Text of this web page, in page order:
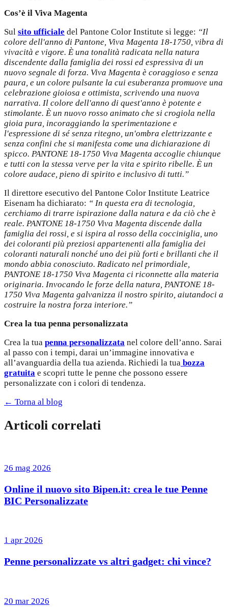
Cos’è il Viva Magenta
Sul sito ufficiale del Pantone Color Institute si legge: “Il
colore dell'anno di Pantone, Viva Magenta 18-1750, vibra di
vivacità e vigore. È una tonalità radicata nella natura
discendente dalla famiglia dei rossi ed espressiva di un
nuovo segnale di forza. Viva Magenta è coraggioso e senza
paura, e un colore pulsante la cui esuberanza promuove una
celebrazione gioiosa e ottimista, scrivendo una nuova
narrativa. Il colore dell'anno di quest'anno è potente e
stimolante. È un nuovo rosso animato che si crogiola nella
gioia pura, incoraggiando la sperimentazione e
l'espressione di sé senza ritegno, un'ombra elettrizzante e
senza confini che si manifesta come una dichiarazione di
spicco. PANTONE 18-1750 Viva Magenta accoglie chiunque
e tutti con la stessa verve per la vita e spirito ribelle. È un
colore audace, pieno di spirito e inclusivo di tutti.”
Il direttore esecutivo del Pantone Color Institute Leatrice
Eisenam ha dichiarato: “ In questa era di tecnologia,
cerchiamo di trarre ispirazione dalla natura e da ciò che è
reale. PANTONE 18-1750 Viva Magenta discende dalla
famiglia dei rossi, e si ispira al rosso della cocciniglia, uno
dei coloranti più preziosi appartenenti alla famiglia dei
coloranti naturali nonché uno dei più forti e brillanti che il
mondo abbia conosciuto. Radicato nel primordiale,
PANTONE 18-1750 Viva Magenta ci riconnette alla materia
originaria. Invocando le forze della natura, PANTONE 18-
1750 Viva Magenta galvanizza il nostro spirito, aiutandoci a
costruire la nostra forza interiore.”
Crea la tua penna personalizzata
Crea la tua penna personalizzata nel colore dell’anno. Sarai
al passo con i tempi, darai un’immagine innovativa e
all’avanguardia della tua azienda. Richiedi la tua bozza
gratuita e scopri tutte le penne che possono essere
personalizzate con i colori di tendenza.
← Torna al blog
Articoli correlati
26 mag 2026
Online il nuovo sito Bipen.it: crea le tue Penne
BIC Personalizzate
1 apr 2026
Penne personalizzate vs altri gadget: chi vince?
20 mar 2026